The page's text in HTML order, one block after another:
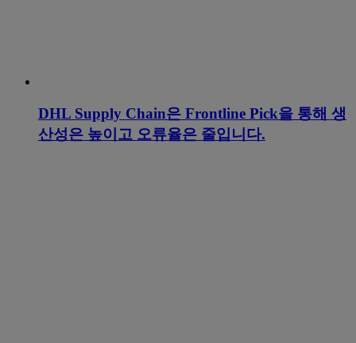
DHL Supply Chain은 Frontline Pick을 통해 생
산성은 높이고 오류율은 줄입니다.